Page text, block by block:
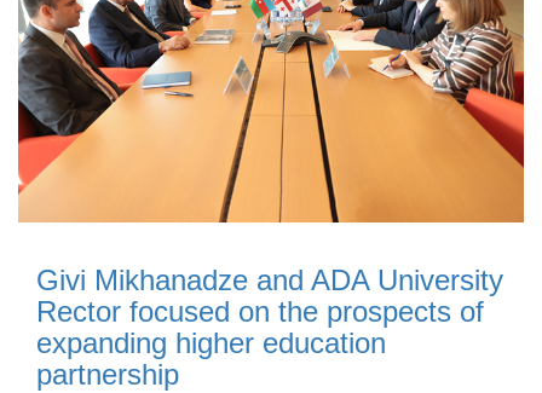
Givi Mikhanadze and ADA University
Rector focused on the prospects of
expanding higher education
partnership